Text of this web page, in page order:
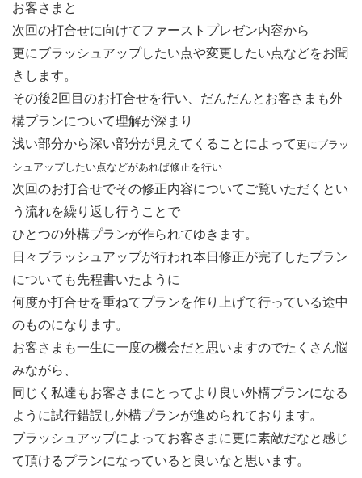
お客さまと
次回の打合せに向けてファーストプレゼン内容から
更にブラッシュアップしたい点や変更したい点などをお聞
きします。
その後2回目のお打合せを行い、だんだんとお客さまも外
構プランについて理解が深まり
浅い部分から深い部分が見えてくることによって更にブラッ
シュアップしたい点などがあれば修正を行い
次回のお打合せでその修正内容についてご覧いただくとい
う流れを繰り返し行うことで
ひとつの外構プランが作られてゆきます。
日々ブラッシュアップが行われ本日修正が完了したプラン
についても先程書いたように
何度か打合せを重ねてプランを作り上げて行っている途中
のものになります。
お客さまも一生に一度の機会だと思いますのでたくさん悩
みながら、
同じく私達もお客さまにとってより良い外構プランになる
ように試行錯誤し外構プランが進められております。
ブラッシュアップによってお客さまに更に素敵だなと感じ
て頂けるプランになっていると良いなと思います。